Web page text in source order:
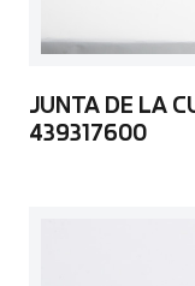
JUNTA DE LA
439317600